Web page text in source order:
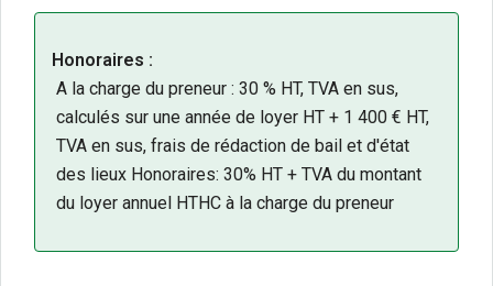
Honoraires :
A la charge du preneur : 30 % HT, TVA en sus,
calculés sur une année de loyer HT + 1 400 € HT,
TVA en sus, frais de rédaction de bail et d'état
des lieux Honoraires: 30% HT + TVA du montant
du loyer annuel HTHC à la charge du preneur